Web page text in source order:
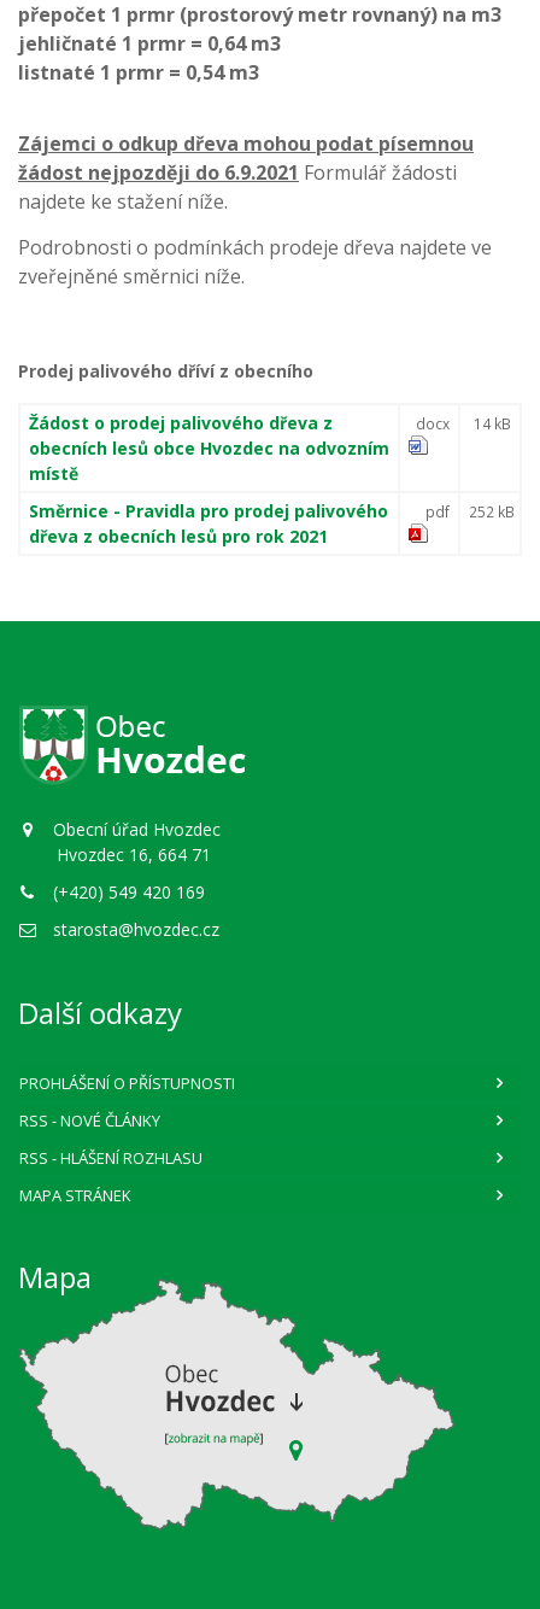
přepočet 1 prmr (prostorový metr rovnaný) na m3
jehličnaté 1 prmr = 0,64 m3
listnaté 1 prmr = 0,54 m3
Zájemci o odkup dřeva mohou podat písemnou
žádost nejpozději do 6.9.2021 Formulář žádosti
najdete ke stažení níže.
Podrobnosti o podmínkách prodeje dřeva najdete ve
zveřejněné směrnici níže.
Prodej palivového dříví z obecního
Žádost o prodej palivového dřeva z
obecních lesů obce Hvozdec na odvozním
místě
docx 14 kB
Směrnice - Pravidla pro prodej palivového
dřeva z obecních lesů pro rok 2021
pdf 252 kB
Obecní úřad Hvozdec
Hvozdec 16, 664 71
(+420) 549 420 169
starosta@hvozdec.cz
Další odkazy
PROHLÁŠENÍ O PŘÍSTUPNOSTI
RSS - NOVÉ ČLÁNKY
RSS - HLÁŠENÍ ROZHLASU
MAPA STRÁNEK
Mapa